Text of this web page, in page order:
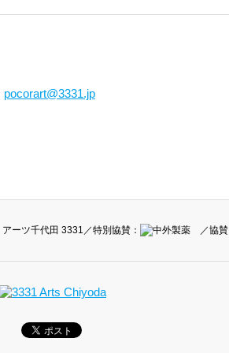
pocorart@3331.jp
アーツ千代田 3331 ／特別協賛： ／協賛